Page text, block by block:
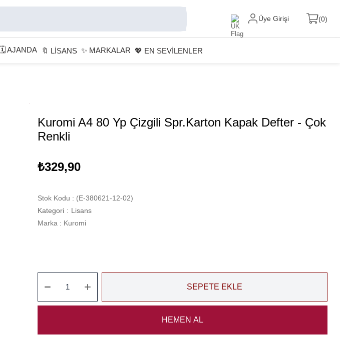
Üye Girişi 0
🗓 AJANDA 🔖 LİSANS ✨ MARKALAR 💖 EN SEVİLENLER
Kuromi A4 80 Yp Çizgili Spr.Karton Kapak Defter - Çok
Renkli
₺329,90
Stok Kodu
(E-380621-12-02)
Kategori : Lisans
Marka : Kuromi